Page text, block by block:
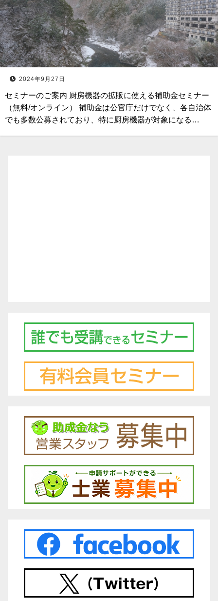
2024年9月27日
セミナーのご案内 厨房機器の拡販に使える補助金セミナー
（無料/オンライン） 補助金は公官庁だけでなく、各自治体
でも多数公募されており、特に厨房機器が対象になる…